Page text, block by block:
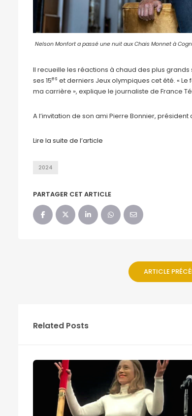
Nelson Monfort a passé une nuit aux Chais Monnet à
Il recueille les réactions à chaud des plus
ses 15es et derniers Jeux olympiques cet été. «
ma carrière », explique le journaliste de France
A l’invitation de son ami Pierre Bonnier,
Lire la suite de l’article
2024
PARTAGER CET ARTICLE
ARTICLE
Related Posts